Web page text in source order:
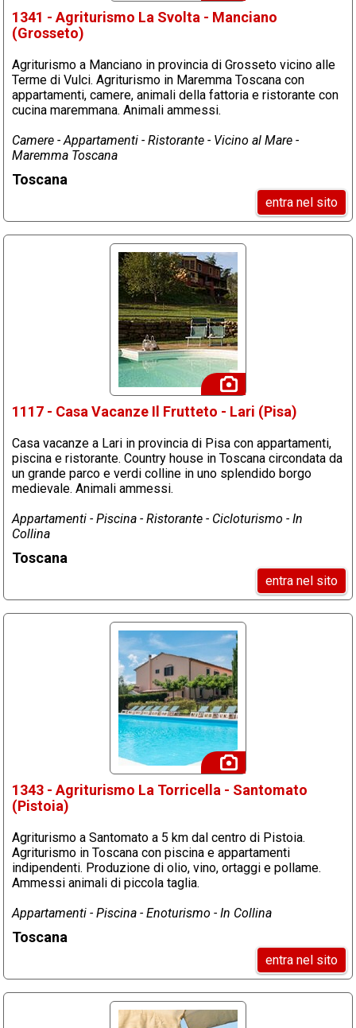
1341 - Agriturismo La Svolta - Manciano
(Grosseto)
Agriturismo a Manciano in provincia di Grosseto vicino alle
Terme di Vulci. Agriturismo in Maremma Toscana con
appartamenti, camere, animali della fattoria e ristorante con
cucina maremmana. Animali ammessi.
Camere - Appartamenti - Ristorante - Vicino al Mare -
Maremma Toscana
Toscana
entra nel sito
1117 - Casa Vacanze Il Frutteto - Lari (Pisa)
Casa vacanze a Lari in provincia di Pisa con appartamenti,
piscina e ristorante. Country house in Toscana circondata da
un grande parco e verdi colline in uno splendido borgo
medievale. Animali ammessi.
Appartamenti - Piscina - Ristorante - Cicloturismo - In
Collina
Toscana
entra nel sito
1343 - Agriturismo La Torricella - Santomato
(Pistoia)
Agriturismo a Santomato a 5 km dal centro di Pistoia.
Agriturismo in Toscana con piscina e appartamenti
indipendenti. Produzione di olio, vino, ortaggi e pollame.
Ammessi animali di piccola taglia.
Appartamenti - Piscina - Enoturismo - In Collina
Toscana
entra nel sito